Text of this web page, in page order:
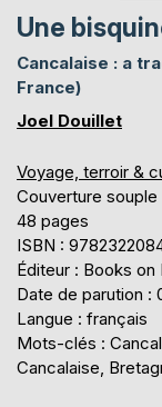
Une
Cancalaise : a
France)
Joel Douillet
Voyage, terroir &
Couverture souple
48 pages
ISBN :
Éditeur : Books on
Date de parution :
Langue : français
Mots-clés :
Cancalaise,